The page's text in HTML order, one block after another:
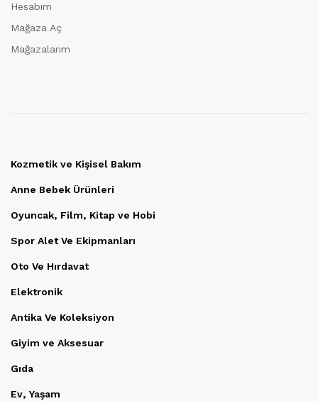
Hesabım
Mağaza Aç
Mağazalarım
Kozmetik ve Kişisel Bakım
Anne Bebek Ürünleri
Oyuncak, Film, Kitap ve Hobi
Spor Alet Ve Ekipmanları
Oto Ve Hırdavat
Elektronik
Antika Ve Koleksiyon
Giyim ve Aksesuar
Gıda
Ev, Yaşam